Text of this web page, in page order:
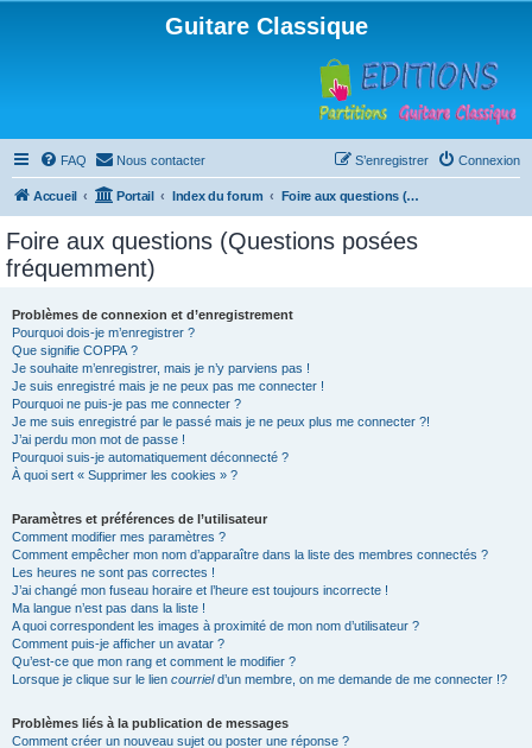
Guitare Classique
FAQ Nous contacter Connexion
S’enregistrer
Accueil Portail Index du forum Foire aux questions (Questions posées fréquemment)
Foire aux questions (Questions posées
fréquemment)
Problèmes de connexion et d’enregistrement
Pourquoi dois-je m’enregistrer ?
Que signifie COPPA ?
Je souhaite m’enregistrer, mais je n’y parviens pas !
Je suis enregistré mais je ne peux pas me connecter !
Pourquoi ne puis-je pas me connecter ?
Je me suis enregistré par le passé mais je ne peux plus me connecter ?!
J’ai perdu mon mot de passe !
Pourquoi suis-je automatiquement déconnecté ?
À quoi sert « Supprimer les cookies » ?
Paramètres et préférences de l’utilisateur
Comment modifier mes paramètres ?
Comment empêcher mon nom d’apparaître dans la liste des membres connectés ?
Les heures ne sont pas correctes !
J’ai changé mon fuseau horaire et l’heure est toujours incorrecte !
Ma langue n’est pas dans la liste !
A quoi correspondent les images à proximité de mon nom d’utilisateur ?
Comment puis-je afficher un avatar ?
Qu’est-ce que mon rang et comment le modifier ?
Lorsque je clique sur le lien courrield’un membre, on me demande de me connecter !?
Problèmes liés à la publication de messages
Comment créer un nouveau sujet ou poster une réponse ?